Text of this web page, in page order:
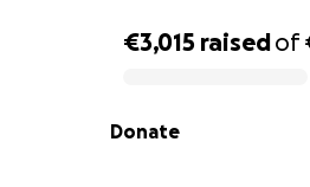
0% complete
€3,015 raisedof
Donate